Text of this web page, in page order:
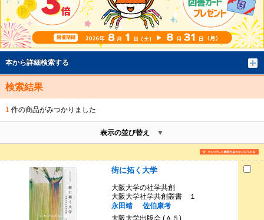
本から詳細検索する
検索結果
1 件の商品がみつかりました
表示の並び替え
街に拓く大学
大阪大学の社学共創
大阪大学社学共創叢書 １
永田靖
佐伯康考
大阪大学出版会 (Ａ５)